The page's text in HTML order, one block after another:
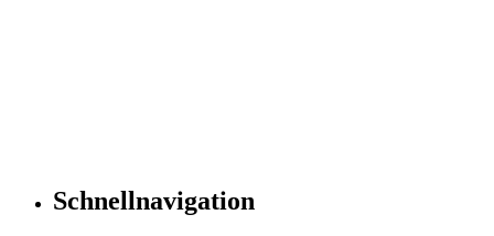
Schnellnavigation